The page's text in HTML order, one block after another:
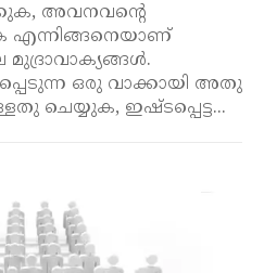
അവനവന്റെ
എന്നിങ്ങനെയാണ്
മുദ്രാവാക്യങ്ങൾ.
ഒരു വാക്കായി അതു
ചെയ്യുക, ഇഷ്ടപ്പെട്ട...